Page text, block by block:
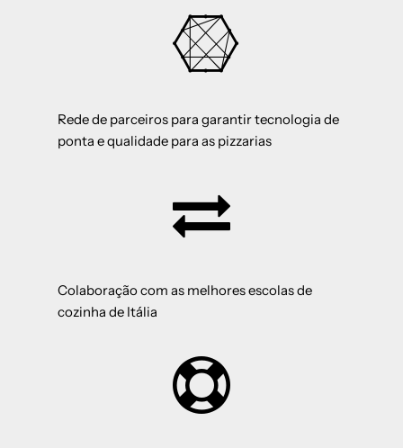
Rede de parceiros para garantir tecnologia de
ponta e qualidade para as pizzarias
Colaboração com as melhores escolas de
cozinha de Itália